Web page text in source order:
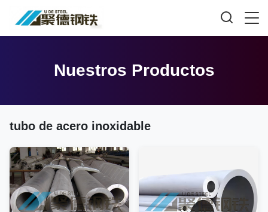
Nuestros Productos
tubo de acero inoxidable